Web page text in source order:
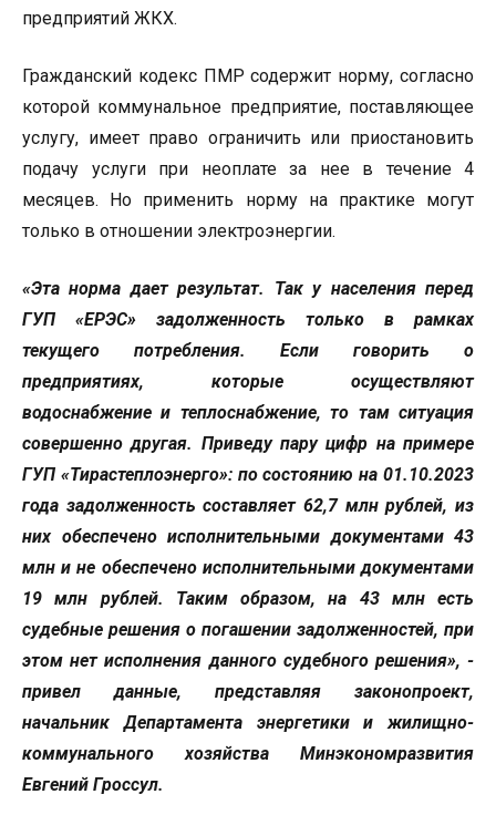
предприятий ЖКХ.
Гражданский кодекс ПМР содержит норму, согласно
которой коммунальное предприятие, поставляющее
услугу, имеет право ограничить или приостановить
подачу услуги при неоплате за нее в течение 4
месяцев. Но применить норму на практике могут
только в отношении электроэнергии.
«Эта норма дает результат. Так у населения перед
ГУП «ЕРЭС» задолженность только в рамках
текущего потребления. Если говорить о
предприятиях, которые осуществляют
водоснабжение и теплоснабжение, то там ситуация
совершенно другая. Приведу пару цифр на примере
ГУП «Тирастеплоэнерго»: по состоянию на 01.10.2023
года задолженность составляет 62,7 млн рублей, из
них обеспечено исполнительными документами 43
млн и не обеспечено исполнительными документами
19 млн рублей. Таким образом, на 43 млн есть
судебные решения о погашении задолженностей, при
этом нет исполнения данного судебного решения», -
привел данные, представляя законопроект,
начальник Департамента энергетики и жилищно-
коммунального хозяйства Минэкономразвития
Евгений Гроссул.